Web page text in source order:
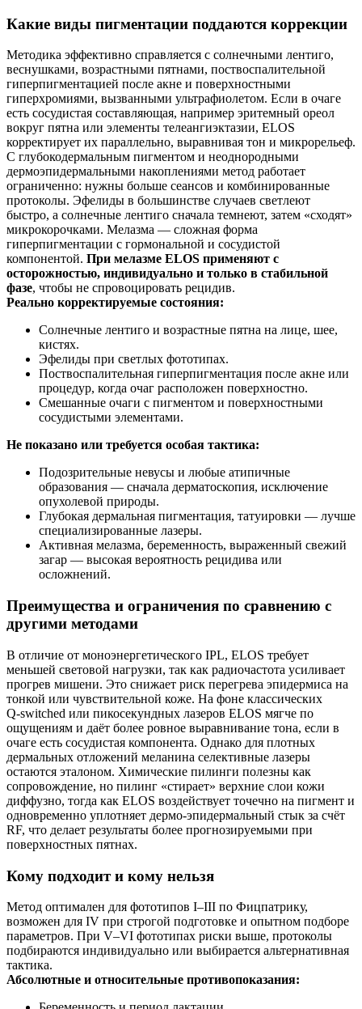
Какие виды пигментации поддаются коррекции
Методика эффективно справляется с солнечными лентиго,
веснушками, возрастными пятнами, поствоспалительной
гиперпигментацией после акне и поверхностными
гиперхромиями, вызванными ультрафиолетом. Если в очаге
есть сосудистая составляющая, например эритемный ореол
вокруг пятна или элементы телеангиэктазии, ELOS
корректирует их параллельно, выравнивая тон и микрорельеф.
С глубокодермальным пигментом и неоднородными
дермоэпидермальными накоплениями метод работает
ограниченно: нужны больше сеансов и комбинированные
протоколы. Эфелиды в большинстве случаев светлеют
быстро, а солнечные лентиго сначала темнеют, затем «сходят»
микрокорочками. Мелазма — сложная форма
гиперпигментации с гормональной и сосудистой
компонентой. При мелазме ELOS применяют с
осторожностью, индивидуально и только в стабильной
фазе, чтобы не спровоцировать рецидив.
Реально корректируемые состояния:
Солнечные лентиго и возрастные пятна на лице, шее,
кистях.
Эфелиды при светлых фототипах.
Поствоспалительная гиперпигментация после акне или
процедур, когда очаг расположен поверхностно.
Смешанные очаги с пигментом и поверхностными
сосудистыми элементами.
Не показано или требуется особая тактика:
Подозрительные невусы и любые атипичные
образования — сначала дерматоскопия, исключение
опухолевой природы.
Глубокая дермальная пигментация, татуировки — лучше
специализированные лазеры.
Активная мелазма, беременность, выраженный свежий
загар — высокая вероятность рецидива или
осложнений.
Преимущества и ограничения по сравнению с
другими методами
В отличие от моноэнергетического IPL, ELOS требует
меньшей световой нагрузки, так как радиочастота усиливает
прогрев мишени. Это снижает риск перегрева эпидермиса на
тонкой или чувствительной коже. На фоне классических
Q‑switched или пикосекундных лазеров ELOS мягче по
ощущениям и даёт более ровное выравнивание тона, если в
очаге есть сосудистая компонента. Однако для плотных
дермальных отложений меланина селективные лазеры
остаются эталоном. Химические пилинги полезны как
сопровождение, но пилинг «стирает» верхние слои кожи
диффузно, тогда как ELOS воздействует точечно на пигмент и
одновременно уплотняет дермо‑эпидермальный стык за счёт
RF, что делает результаты более прогнозируемыми при
поверхностных пятнах.
Кому подходит и кому нельзя
Метод оптимален для фототипов I–III по Фицпатрику,
возможен для IV при строгой подготовке и опытном подборе
параметров. При V–VI фототипах риски выше, протоколы
подбираются индивидуально или выбирается альтернативная
тактика.
Абсолютные и относительные противопоказания: